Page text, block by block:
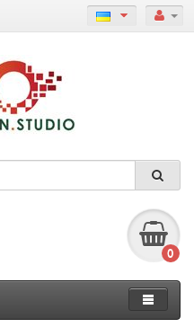
0